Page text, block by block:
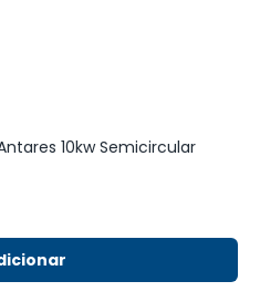
10kw Semicircular